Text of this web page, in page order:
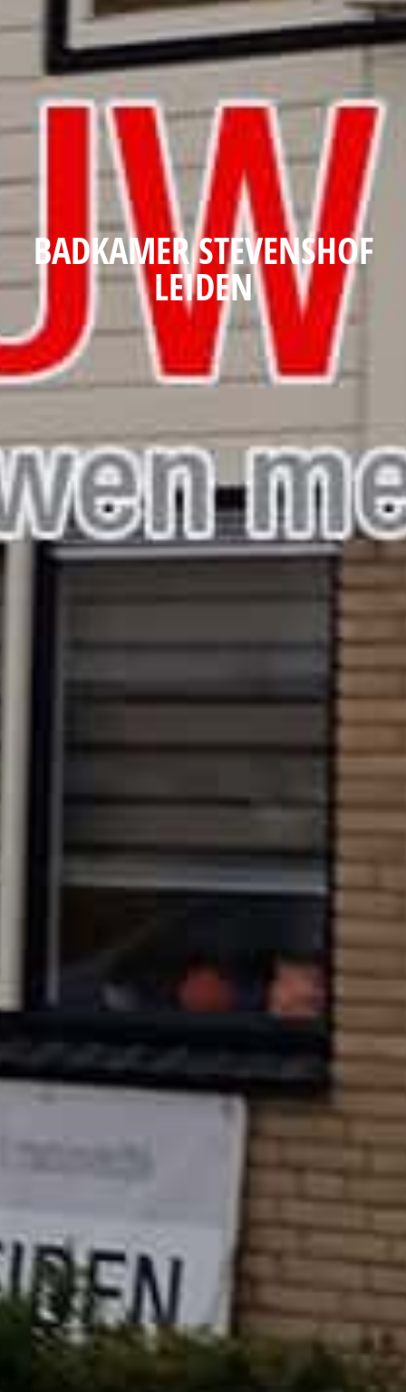
BADKAMER STEVENSHOF
LEIDEN